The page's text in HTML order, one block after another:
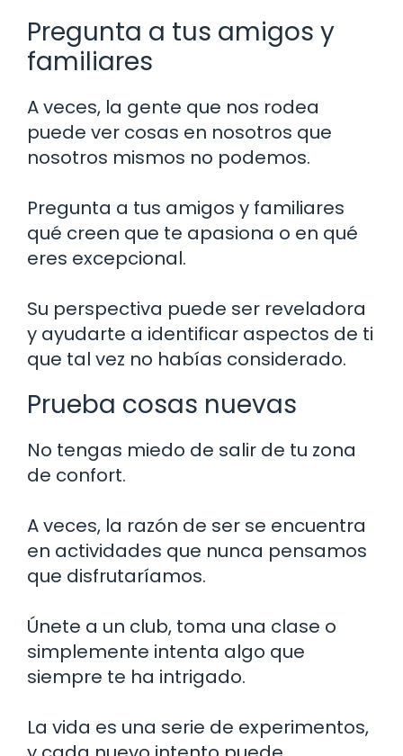
Pregunta a tus amigos y
familiares
A veces, la gente que nos rodea
puede ver cosas en nosotros que
nosotros mismos no podemos.
Pregunta a tus amigos y familiares
qué creen que te apasiona o en qué
eres excepcional.
Su perspectiva puede ser reveladora
y ayudarte a identificar aspectos de ti
que tal vez no habías considerado.
Prueba cosas nuevas
No tengas miedo de salir de tu zona
de confort.
A veces, la razón de ser se encuentra
en actividades que nunca pensamos
que disfrutaríamos.
Únete a un club, toma una clase o
simplemente intenta algo que
siempre te ha intrigado.
La vida es una serie de experimentos,